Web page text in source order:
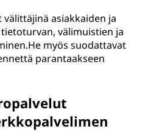
asiakkaiden ja
välimuistien ja
myös suodattavat
parantaakseen